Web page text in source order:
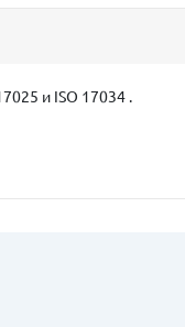
и ISO 17034 .